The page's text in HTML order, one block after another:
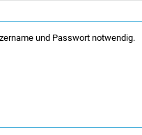
und Passwort notwendig.